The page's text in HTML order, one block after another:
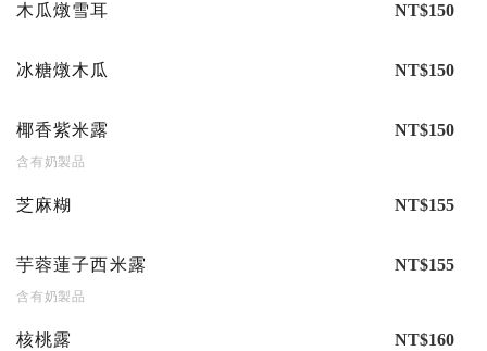
木瓜燉雪耳 NT$150
冰糖燉木瓜 NT$150
椰香紫米露 NT$150
含有奶製品
芝麻糊 NT$155
芋蓉蓮子西米露 NT$155
含有奶製品
核桃露 NT$160